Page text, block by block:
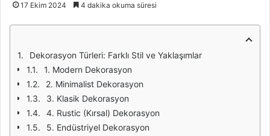
17 Ekim 2024 4 dakika okuma süresi
Dekorasyon Türleri: Farklı Stil ve Yaklaşımlar
1. Modern Dekorasyon
2. Minimalist Dekorasyon
3. Klasik Dekorasyon
4. Rustic (Kırsal) Dekorasyon
5. Endüstriyel Dekorasyon